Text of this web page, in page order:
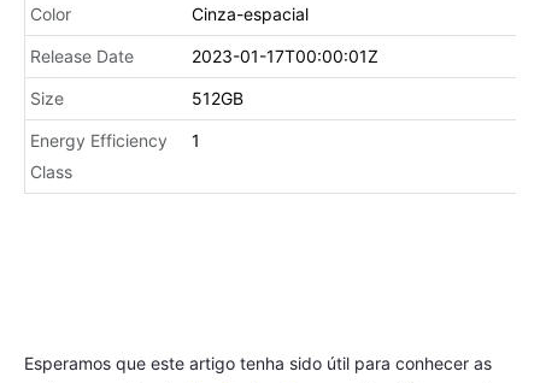
Color Cinza-espacial
Release Date 2023-01-17T00:00:01Z
Size 512GB
Energy Efficiency
Class
1
Esperamos que este artigo tenha sido útil para conhecer as